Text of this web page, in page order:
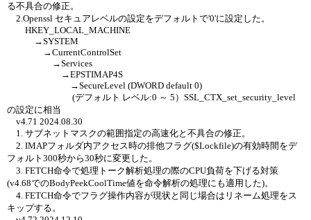
る不具合の修正。
2.Openssl セキュアレベルの設定をデフォルトで'0'に設定した。
HKEY_LOCAL_MACHINE
→SYSTEM
→CurrentControlSet
→Services
→EPSTIMAP4S
→SecureLevel (DWORD default 0)
(デフォルト レベル:0 ～ 5）SSL_CTX_set_security_level
の設定に相当
v4.71 2024.08.30
1. サブネットマスクの範囲指定の高速化と不具合の修正。
2. IMAPフォルダ内アクセス時の排他フラグ($Lockfile)の有効時間をデ
フォルト300秒から30秒に変更した。
3. FETCH命令で処理トーク解析処理の際のCPU負荷を下げる対策
(v4.68でのBodyPeekCoolTime値を命令解析の処理にも適用した)。
4. FETCH命令でフラグ操作内容が現状と同じ場合はリネーム処理をス
キップする。